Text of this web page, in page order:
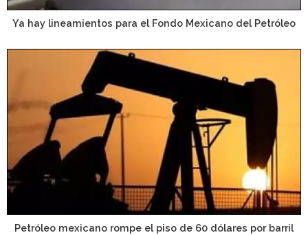
Ya hay lineamientos para el Fondo Mexicano del Petróleo
Petróleo mexicano rompe el piso de 60 dólares por barril